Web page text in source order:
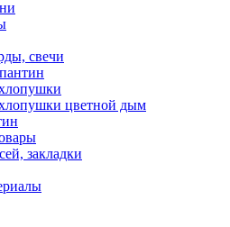
свечи
цветной дым
закладки